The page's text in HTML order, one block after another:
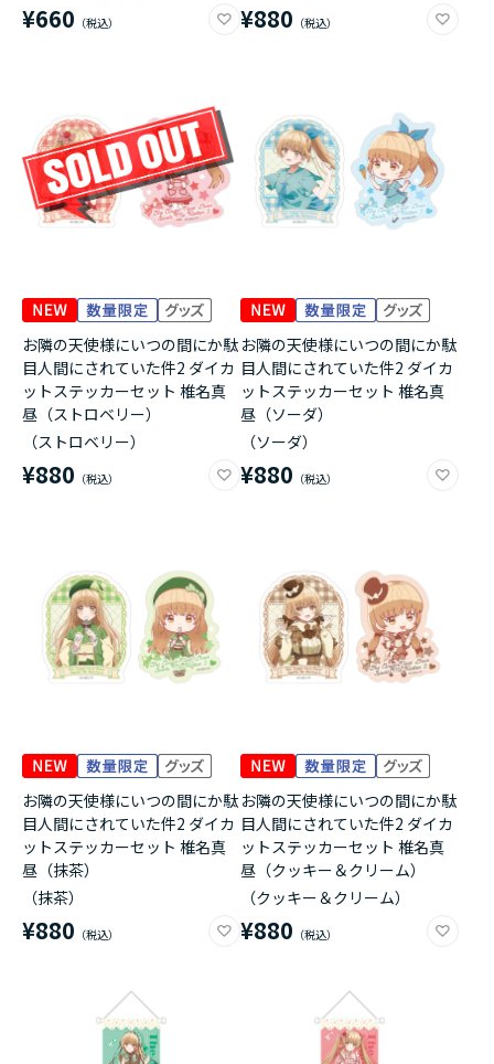
¥660 ¥880
お隣の天使様にいつの間にか駄
目人間にされていた件2 ダイカ
ットステッカーセット 椎名真
昼（ストロベリー）
（ストロベリー）
¥880
お隣の天使様にいつの間にか駄
目人間にされていた件2 ダイカ
ットステッカーセット 椎名真
昼（ソーダ）
（ソーダ）
¥880
お隣の天使様にいつの間にか駄
目人間にされていた件2 ダイカ
ットステッカーセット 椎名真
昼（抹茶）
（抹茶）
¥880
お隣の天使様にいつの間にか駄
目人間にされていた件2 ダイカ
ットステッカーセット 椎名真
昼（クッキー＆クリーム）
（クッキー＆クリーム）
¥880